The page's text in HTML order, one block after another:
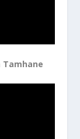
Tamhane